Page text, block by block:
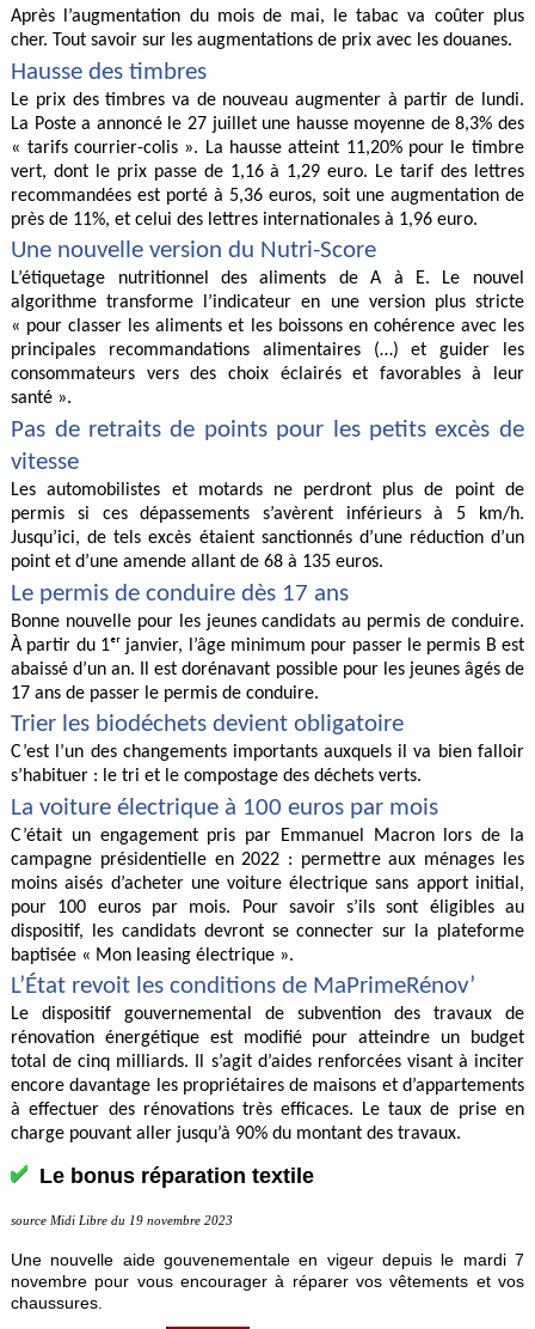
Après l’augmentation du mois de mai, le tabac va coûter plus
cher. Tout savoir sur les augmentations de prix avec les douanes.
Hausse des timbres
Le prix des timbres va de nouveau augmenter à partir de lundi.
La Poste a annoncé le 27 juillet une hausse moyenne de 8,3% des
« tarifs courrier-colis ». La hausse atteint 11,20% pour le timbre
vert, dont le prix passe de 1,16 à 1,29 euro. Le tarif des lettres
recommandées est porté à 5,36 euros, soit une augmentation de
près de 11%, et celui des lettres internationales à 1,96 euro.
Une nouvelle version du Nutri-Score
L’étiquetage nutritionnel des aliments de A à E. Le nouvel
algorithme transforme l’indicateur en une version plus stricte
« pour classer les aliments et les boissons en cohérence avec les
principales recommandations alimentaires (…) et guider les
consommateurs vers des choix éclairés et favorables à leur
santé ».
Pas de retraits de points pour les petits excès de
vitesse
Les automobilistes et motards ne perdront plus de point de
permis si ces dépassements s’avèrent inférieurs à 5 km/h.
Jusqu’ici, de tels excès étaient sanctionnés d’une réduction d’un
point et d’une amende allant de 68 à 135 euros.
Le permis de conduire dès 17 ans
Bonne nouvelle pour les jeunes candidats au permis de conduire.
À partir du 1ᵉʳ janvier, l’âge minimum pour passer le permis B est
abaissé d’un an. Il est dorénavant possible pour les jeunes âgés de
17 ans de passer le permis de conduire.
Trier les biodéchets devient obligatoire
C’est l’un des changements importants auxquels il va bien falloir
s’habituer : le tri et le compostage des déchets verts.
La voiture électrique à 100 euros par mois
C’était un engagement pris par Emmanuel Macron lors de la
campagne présidentielle en 2022 : permettre aux ménages les
moins aisés d’acheter une voiture électrique sans apport initial,
pour 100 euros par mois. Pour savoir s’ils sont éligibles au
dispositif, les candidats devront se connecter sur la plateforme
baptisée « Mon leasing électrique ».
L’État revoit les conditions de MaPrimeRénov’
Le dispositif gouvernemental de subvention des travaux de
rénovation énergétique est modifié pour atteindre un budget
total de cinq milliards. Il s’agit d’aides renforcées visant à inciter
encore davantage les propriétaires de maisons et d’appartements
à effectuer des rénovations très efficaces. Le taux de prise en
charge pouvant aller jusqu’à 90% du montant des travaux.
Le bonus réparation textile
source Midi Libre du 19 novembre 2023
Une nouvelle aide gouvenementale en vigeur depuis le mardi 7
novembre pour vous encourager à réparer vos vêtements et vos
chaussures.